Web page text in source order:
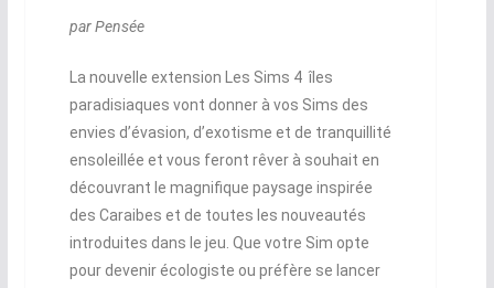
par Pensée
La nouvelle extension Les Sims 4 îles
paradisiaques vont donner à vos Sims des
envies d’évasion, d’exotisme et de tranquillité
ensoleillée et vous feront rêver à souhait en
découvrant le magnifique paysage inspirée
des Caraibes et de toutes les nouveautés
introduites dans le jeu. Que votre Sim opte
pour devenir écologiste ou préfère se lancer